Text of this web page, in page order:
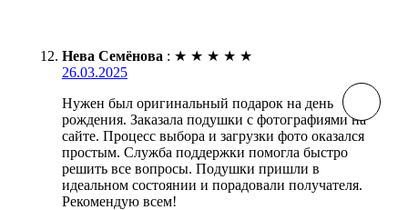
Нева Семёнова : ★ ★ ★ ★ ★
26.03.2025
Нужен был оригинальный подарок на день
рождения. Заказала подушки с фотографиями на
сайте. Процесс выбора и загрузки фото оказался
простым. Служба поддержки помогла быстро
решить все вопросы. Подушки пришли в
идеальном состоянии и порадовали получателя.
Рекомендую всем!